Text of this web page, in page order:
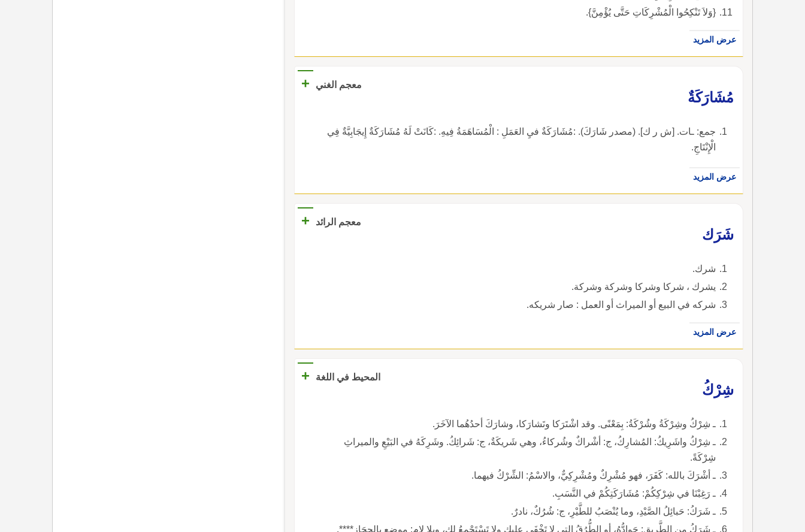
{وَلاَ تَنْكِحُوا الْمُشْرِكَاتِ حَتَّى يُؤْمِنَّ}.
عرض المزيد
معجم الغني
+
مُشَارَكَةٌ
جمع: ـات. [ش ر ك]. (مصدر شَارَكَ). :مُشَارَكَةٌ فيِ العَمَلِ : الْمُسَاهَمَةُ فِيهِ. :كَانَتْ لَهُ مُشَارَكَةٌ إِيجَابِيَّةٌ فِي
الْإِنْتَاجِ.
عرض المزيد
معجم الرائد
+
شَرَك
شرك.
يشرك ، شركا وشركا وشركة وشركة.
شركه في البيع أو الميراث أو العمل : صار شريكه.
عرض المزيد
المحيط في اللغة
+
شِرْكُ
ـ شِرْكُ وشِرْكَةُ وشُرْكَةُ: بِمَعْنًى. وقد اشْتَرَكا وتَشارَكا، وشارَكَ أحدُهُما الآخَرَ.
ـ شِرْكُ واشَرِيكُ: المُشارِكُ، ج: أشْراكٌ وشُركاءُ، وهي شَريكَةٌ، ج: شَرائِكُ. وشَرِكَهُ في البَيْعِ والميراثِ
شِرْكَةً.
ـ أشْرَكَ بالله: كَفَرَ، فهو مُشْرِكٌ ومُشْرِكِيٌّ، والاسْمُ: الشِّرْكُ فيهما.
ـ رَغِبْنَا في شِرْكِكُمْ: مُشَارَكَتِكُمْ في النَّسَبِ.
ـ شَرَكُ: حَبائِلُ الصَّيْدِ، وما يُنْصَبُ للطَّيْرِ، ج: شُرُكٌ، نادرٌ.
ـ شَرَكُ من الطَّريقِ: جَوادُّهُ، أو الطُّرُقُ التي لا تَخْفَى عليك ولا تَسْتَجْمِعُ لك، وبِلا لام: موضع بالحِجَازِ****.